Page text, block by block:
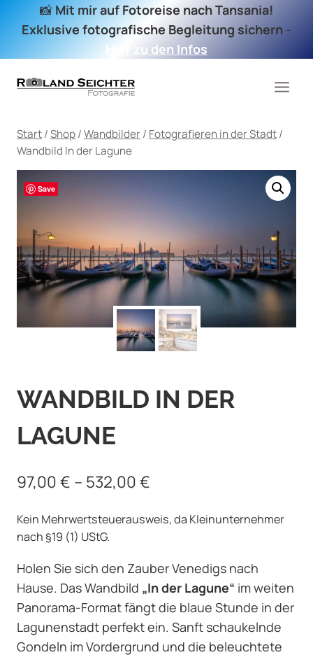
Inhalt
📸 Mit mir auf Fotoreise nach Tansania!
Exklusive fotografische Begleitung sichern -
Hier zu den Infos
Start/Shop/Wandbilder / Fotografieren in der Stadt/
Wandbild In der Lagune
Save
WANDBILD IN DER
LAGUNE
97,00€ – 532,00€
Kein Mehrwertsteuerausweis, da Kleinunternehmer
nach §19 (1) UStG.
Holen Sie sich den Zauber Venedigs nach
Hause. Das Wandbild „In der Lagune“ im weiten
Panorama-Format fängt die blaue Stunde in der
Lagunenstadt perfekt ein. Sanft schaukelnde
Gondeln im Vordergrund und die beleuchtete